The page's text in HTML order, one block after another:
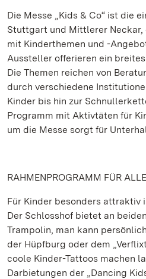
Die Messe „Kids & Co“ ist die
Stuttgart und Mittlerer
mit Kinderthemen und -
Aussteller offerieren ein
Die Themen reichen von
durch verschiedene
Kinder bis hin zur
Programm mit Aktivtäten für
um die Messe sorgt für
RAHMENPROGRAMM FÜR ALLE
Für Kinder besonders attraktiv
Der Schlosshof bietet an
Trampolin, man kann
der Hüpfburg oder dem
coole Kinder-Tattoos machen
Darbietungen der „Dancing